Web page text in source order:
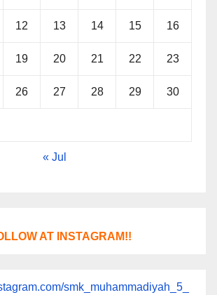
12 13 14 15 16
19 20 21 22 23
26 27 28 29 30
« Jul
AT INSTAGRAM!!
smk_muhammadiyah_5_